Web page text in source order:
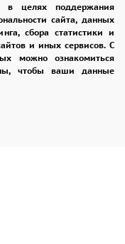
в целях поддержания
сайта, данных
сбора статистики и
и иных сервисов. С
можно ознакомиться
чтобы ваши данные